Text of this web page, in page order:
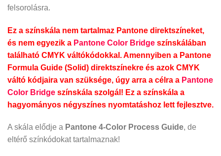
felsorolásra.
Ez a színskála nem tartalmaz Pantone direktszíneket,
és nem egyezik a Pantone Color Bridge színskálában
található CMYK váltókódokkal. Amennyiben a Pantone
Formula Guide (Solid) direktszínekre és azok CMYK
váltó kódjaira van szüksége, úgy arra a célra a Pantone
Color Bridge színskála szolgál! Ez a színskála a
hagyományos négyszínes nyomtatáshoz lett fejlesztve.
A skála elődje a Pantone 4-Color Process Guide, de
eltérő színkódokat tartalmaznak!